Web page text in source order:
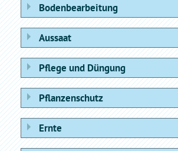
Bodenbearbeitung
Aussaat
Pflege und Düngung
Pflanzenschutz
Ernte